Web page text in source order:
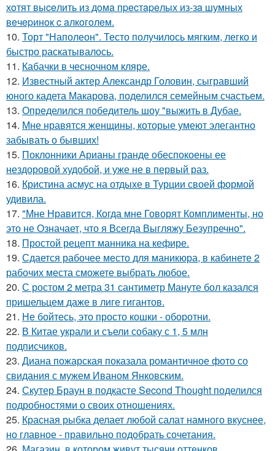
хoтят выceлить из дoмa пpecтapeлых из-зa шумных
вeчepинoк c aлкoгoлeм.
10. Торт "Наполеон". Тесто получилось мягким, легко и
быстро раскатывалось.
11. Кабачки в чесночном кляре.
12. Известный актер Александр Головин, сыгравший
юного кадета Макарова, поделился семейным счастьем.
13. Определился победитель шоу "выжить в Дубае.
14. Мне нравятся женщины, которые умеют элегантно
забывать о бывших!
15. Поклонники Арианы гранде обеспокоены ее
нездоровой худобой, и уже не в первый раз.
16. Кристина асмус на отдыхе в Турции своей формой
удивила.
17. "Мне Нравится, Когда мне Говорят Комплименты, но
это не Означает, что я Всегда Выгляжу Безупречно".
18. Простой рецепт манника на кефире.
19. Сдается рабочее место для маникюра, в кабинете 2
рабочих места сможете выбрать любое.
20. С ростом 2 метра 31 сантиметр Мануте бол казался
пришельцем даже в лиге гигантов.
21. Не бойтесь, это просто кошки - оборотни.
22. В Китае украли и съели собаку с 1, 5 млн
подписчиков.
23. Диана пожарская показала романтичное фото со
свидания с мужем Иваном Янковским.
24. Скутер Браун в подкасте Second Thought поделился
подробностями о своих отношениях.
25. Красная рыбка делает любой салат намного вкуснее,
но главное - правильно подобрать сочетания.